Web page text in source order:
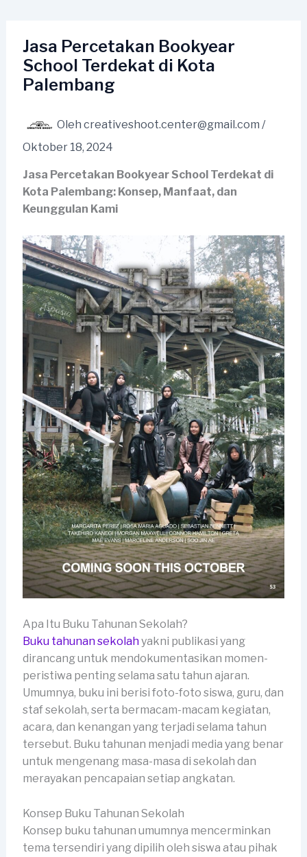
kontenJasa Percetakan Bookyear
School Terdekat di Kota
Palembang
Oleh creativeshoot.center@gmail.com /
Oktober 18, 2024
Jasa Percetakan Bookyear School Terdekat di
Kota Palembang: Konsep, Manfaat, dan
Keunggulan Kami
Apa Itu Buku Tahunan Sekolah?
Buku tahunan sekolahyakni publikasi yang
dirancang untuk mendokumentasikan momen-
peristiwa penting selama satu tahun ajaran.
Umumnya, buku ini berisi foto-foto siswa, guru, dan
staf sekolah, serta bermacam-macam kegiatan,
acara, dan kenangan yang terjadi selama tahun
tersebut. Buku tahunan menjadi media yang benar
untuk mengenang masa-masa di sekolah dan
merayakan pencapaian setiap angkatan.
Konsep Buku Tahunan Sekolah
Konsep buku tahunan umumnya mencerminkan
tema tersendiri yang dipilih oleh siswa atau pihak